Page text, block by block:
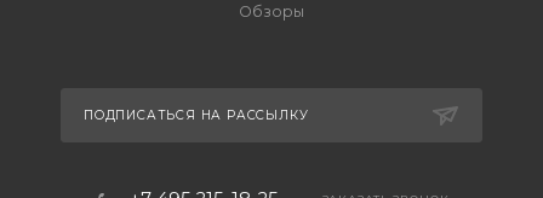
Обзоры
ПОДПИСАТЬСЯ НА РАССЫЛКУ